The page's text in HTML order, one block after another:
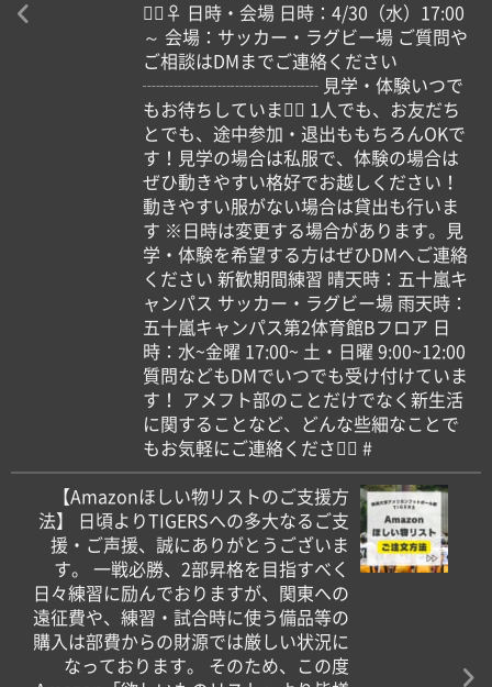
す🏻‍♀️ 日時・会場 日時：4/30（水）17:00
～ 会場：サッカー・ラグビー場 ご質問や
ご相談はDMまでご連絡ください
┈┈┈┈┈┈┈┈┈┈ 見学・体験いつで
もお待ちしています🏻 1人でも、お友だち
とでも、途中参加・退出ももちろんOKで
す！見学の場合は私服で、体験の場合は
ぜひ動きやすい格好でお越しください！
動きやすい服がない場合は貸出も行いま
す ※日時は変更する場合があります。見
学・体験を希望する方はぜひDMへご連絡
ください 新歓期間練習 晴天時：五十嵐キ
ャンパス サッカー・ラグビー場 雨天時：
五十嵐キャンパス第2体育館Bフロア 日
時：水~金曜 17:00~ 土・日曜 9:00~12:00
質問などもDMでいつでも受け付けていま
す！ アメフト部のことだけでなく新生活
に関することなど、どんな些細なことで
もお気軽にご連絡ください🏻 #
【Amazonほしい物リストのご支援方
法】 日頃よりTIGERSへの多大なるご支
援・ご声援、誠にありがとうございま
す。 一戦必勝、2部昇格を目指すべく
日々練習に励んでおりますが、関東への
遠征費や、練習・試合時に使う備品等の
購入は部費からの財源では厳しい状況に
なっております。 そのため、この度